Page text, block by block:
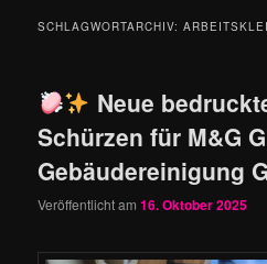
SCHLAGWORTARCHIV:
Neue
Schürzen für M&G
Gebäudereinigung
Veröffentlicht am16. Oktober 2025